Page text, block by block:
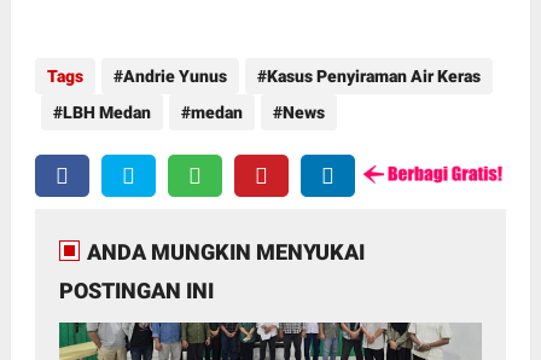
Tags Andrie Yunus
Kasus Penyiraman Air Keras
LBH Medan
medan News
ANDA MUNGKIN MENYUKAI
POSTINGAN INI